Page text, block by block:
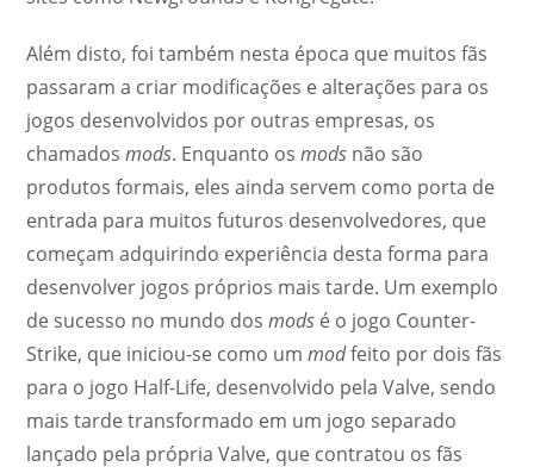
Além disto, foi também nesta época que muitos fãs
passaram a criar modificações e alterações para os
jogos desenvolvidos por outras empresas, os
chamadosmods. Enquanto osmods não são
produtos formais, eles ainda servem como porta de
entrada para muitos futuros desenvolvedores, que
começam adquirindo experiência desta forma para
desenvolver jogos próprios mais tarde. Um exemplo
de sucesso no mundo dosmods é o jogo Counter-
Strike, que iniciou-se como ummodfeito por dois fãs
para o jogo Half-Life, desenvolvido pela Valve, sendo
mais tarde transformado em um jogo separado
lançado pela própria Valve, que contratou os fãs